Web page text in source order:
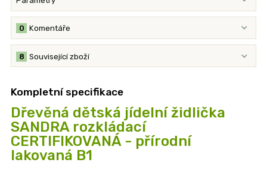
Komentáře
0
Související zboží
8
Kompletní specifikace
Dřevěná dětská jídelní židlička
SANDRA rozkládací
CERTIFIKOVANÁ - přírodní
lakovaná B1